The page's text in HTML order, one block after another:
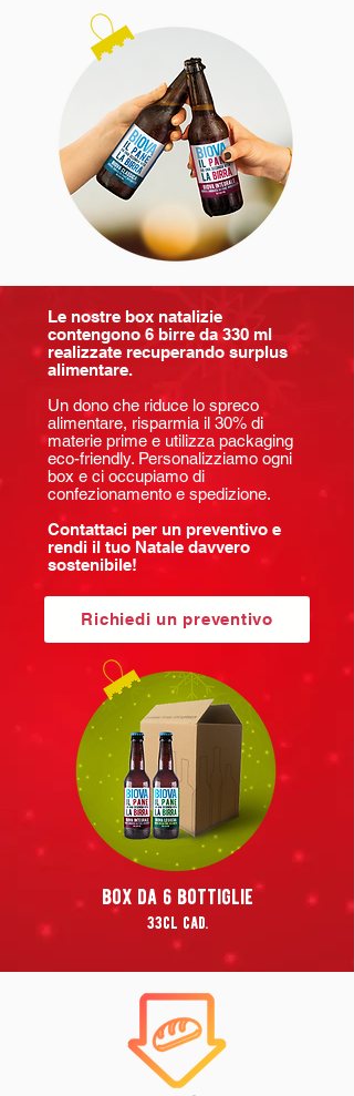
Le nostre box natalizie
contengono 6 birre da 330 ml
realizzate recuperando surplus
alimentare.
Un dono che riduce lo spreco
alimentare, risparmia il 30% di
materie prime e utilizza packaging
eco-friendly. Personalizziamo ogni
box e ci occupiamo di
confezionamento e spedizione.
Contattaci per un preventivo e
rendi il tuo Natale davvero
sostenibile!
Richiedi un preventivo
box da 6 bottiglie
33cl cad.